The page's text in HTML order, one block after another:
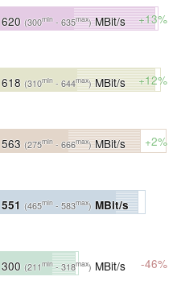
620 (300min - 635max)MBit/s +13%
618 (310min - 644max)MBit/s +12%
563 (275min - 666max)MBit/s +2%
551 (465min - 583max) MBit/s
300 (211min- 318max) MBit/s -46%